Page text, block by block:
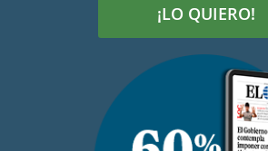
¡LO QUIERO!